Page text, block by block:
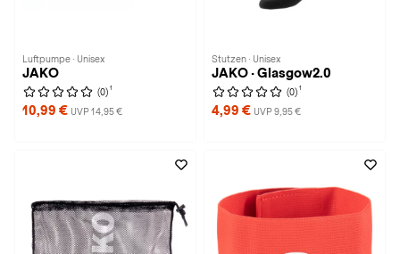
Luftpumpe · Unisex
JAKO
(0) 1
10,99 € UVP 14,95 €
Stutzen · Unisex
JAKO · Glasgow2.0
(0) 1
4,99 € UVP 9,95 €